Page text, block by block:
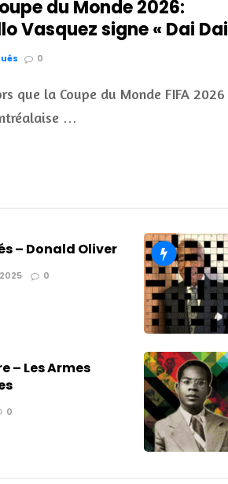
du Monde 2026:
Vasquez signe « Dai
0
que la Coupe du Monde FIFA 2026
…
– Donald Oliver
0
– Les Armes
0